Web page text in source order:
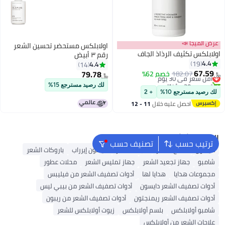
عرض الميجا 📣
اولابلكس تكثيف الرذاذ الجاف
4.4
19
﷼‏67.59
182.07خصم 62% #27 في بخاخات الشعر
أقل سعر في 30 يوم
تم بيع +30 مؤخرًا
#27 في بخاخات الشعر
لك رصيد مسترجع 10% + 2
احصل عليه خلال 11 - 12
اولابلكس مستحضر تحسين الشعر
رقم ٣ أبيض
4.4
14
﷼‏79.78
لك رصيد مسترجع 15%
ترتيب حسب تصنيف حسب البحث الشائع
دايسون شمع الشعر مجفف شعر دايسون إيرراب
باروكات الشعر
شامبو
جهاز تجعيد الشعر جهاز تمليس الشعر
محلات عطور
مجموعات هدايا
هدايا لها
أدوات تصفيف الشعر من فيليبس
أدوات تصفيف الشعر دايسون
أدوات تصفيف الشعر من بيبي ليس
أدوات تصفيف الشعر ريمنجتون
أدوات تصفيف الشعر من ريبون
شامبو أولابلكس
بلسم أولابلكس
زيوت أولابلكس للشعر
علاجات الشعر من أولابلكس